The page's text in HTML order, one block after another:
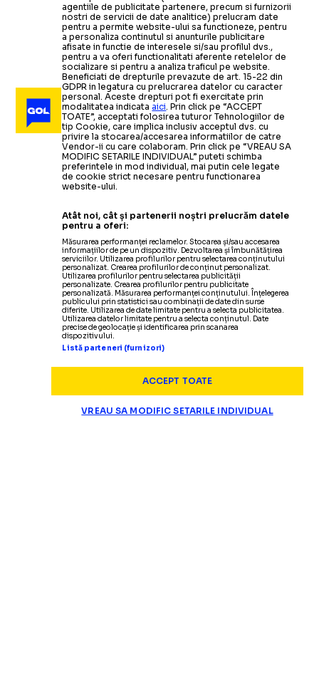
agentiile de publicitate partenere, precum si furnizorii
nostri de servicii de date analitice) prelucram date
pentru a permite website-ului sa functioneze, pentru
a personaliza continutul si anunturile publicitare
afisate in functie de interesele si/sau profilul dvs.,
pentru a va oferi functionalitati aferente retelelor de
socializare si pentru a analiza traficul pe website.
Beneficiati de drepturile prevazute de art. 15-22 din
GDPR in legatura cu prelucrarea datelor cu caracter
personal. Aceste drepturi pot fi exercitate prin
modalitatea indicataaici. Prin click pe “ACCEPT
TOATE”, acceptati folosirea tuturor Tehnologiilor de
tip Cookie, care implica inclusiv acceptul dvs. cu
privire la stocarea/accesarea informatiilor de catre
Vendor-ii cu care colaboram. Prin click pe “VREAU SA
MODIFIC SETARILE INDIVIDUAL” puteti schimba
preferintele in mod individual, mai putin cele legate
de cookie strict necesare pentru functionarea
website-ului.
Atât noi, cât și partenerii noștri prelucrăm datele
pentru a oferi:
Măsurarea performanței reclamelor. Stocarea și/sau accesarea
informațiilor de pe un dispozitiv. Dezvoltarea și îmbunătățirea
serviciilor. Utilizarea profilurilor pentru selectarea conținutului
personalizat. Crearea profilurilor de conținut personalizat.
Utilizarea profilurilor pentru selectarea publicității
personalizate. Crearea profilurilor pentru publicitate
personalizată. Măsurarea performanței conținutului. Înțelegerea
publicului prin statistici sau combinații de date din surse
diferite. Utilizarea de date limitate pentru a selecta publicitatea.
Utilizarea datelor limitate pentru a selecta conținutul. Date
precise de geolocație și identificarea prin scanarea
dispozitivului.
Listă parteneri (furnizori)
ACCEPT TOATE
VREAU SA MODIFIC SETARILE INDIVIDUAL